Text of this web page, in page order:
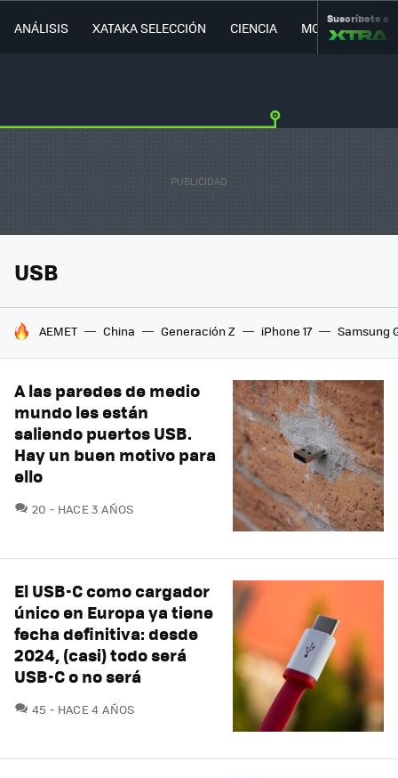
ANÁLISIS XATAKA SELECCIÓN CIENCIA MOVILIDAD
Suscríbete a
USB
HOY SE HABLA DE
AEMET China Generación Z iPhone 17 Samsung
A las paredes de medio
mundo les están
saliendo puertos USB.
Hay un buen motivo para
ello
20 COMENTARIOS
HACE 3 AÑOS
El USB-C como cargador
único en Europa ya tiene
fecha definitiva: desde
2024, (casi) todo será
USB-C o no será
45 COMENTARIOS
HACE 4 AÑOS